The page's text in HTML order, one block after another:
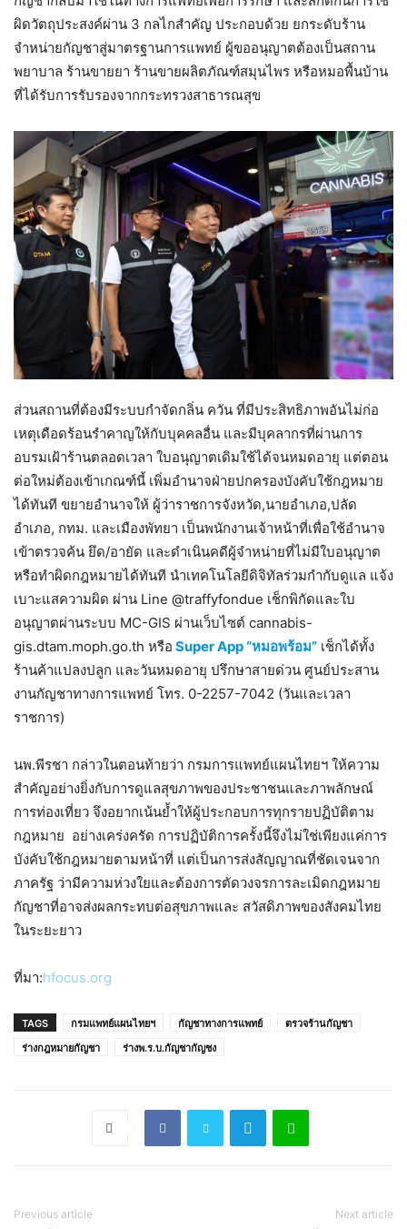
ผิดวัตถุประสงค์ผ่าน 3 กลไกสำคัญ ประกอบด้วย ยกระดับร้าน
จำหน่ายกัญชาสู่มาตรฐานการแพทย์ ผู้ขออนุญาตต้องเป็นสถาน
พยาบาล ร้านขายยา ร้านขายผลิตภัณฑ์สมุนไพร หรือหมอพื้นบ้าน
ที่ได้รับการรับรองจากกระทรวงสาธารณสุข
ส่วนสถานที่ต้องมีระบบกำจัดกลิ่น ควัน ที่มีประสิทธิภาพอันไม่ก่อ
เหตุเดือดร้อนรำคาญให้กับบุคคลอื่น และมีบุคลากรที่ผ่านการ
อบรมเฝ้าร้านตลอดเวลา ใบอนุญาตเดิมใช้ได้จนหมดอายุ แต่ตอน
ต่อใหม่ต้องเข้าเกณฑ์นี้ เพิ่มอำนาจฝ่ายปกครองบังคับใช้กฎหมาย
ได้ทันที ขยายอำนาจให้ ผู้ว่าราชการจังหวัด,นายอำเภอ,ปลัด
อำเภอ, กทม. และเมืองพัทยา เป็นพนักงานเจ้าหน้าที่เพื่อใช้อำนาจ
เข้าตรวจค้น ยึด/อายัด และดำเนินคดีผู้จำหน่ายที่ไม่มีใบอนุญาต
หรือทำผิดกฎหมายได้ทันที นำเทคโนโลยีดิจิทัลร่วมกำกับดูแล แจ้ง
เบาะแสความผิด ผ่าน Line @traffyfondue เช็กพิกัดและใบ
อนุญาตผ่านระบบ MC-GIS ผ่านเว็บไซต์ cannabis-
gis.dtam.moph.go.th หรือ Super App “หมอพร้อม” เช็กได้ทั้ง
ร้านค้าแปลงปลูก และวันหมดอายุ ปรึกษาสายด่วน ศูนย์ประสาน
งานกัญชาทางการแพทย์ โทร. 0-2257-7042 (วันและเวลา
ราชการ)
นพ.พีรชา กล่าวในตอนท้ายว่า กรมการแพทย์แผนไทยฯ ให้ความ
สำคัญอย่างยิ่งกับการดูแลสุขภาพของประชาชนและภาพลักษณ์
การท่องเที่ยว จึงอยากเน้นย้ำให้ผู้ประกอบการทุกรายปฏิบัติตาม
กฎหมาย อย่างเคร่งครัด การปฏิบัติการครั้งนี้จึงไม่ใช่เพียงแค่การ
บังคับใช้กฎหมายตามหน้าที่ แต่เป็นการส่งสัญญาณที่ชัดเจนจาก
ภาครัฐ ว่ามีความห่วงใยและต้องการตัดวงจรการละเมิดกฎหมาย
กัญชาที่อาจส่งผลกระทบต่อสุขภาพและ สวัสดิภาพของสังคมไทย
ในระยะยาว
ที่มา:hfocus.org
TAGS กรมแพทย์แผนไทยฯ กัญชาทางการแพทย์
ตรวจร้านกัญชา
ร่างกฎหมายกัญชา
ร่างพ.ร.บ.กัญชากัญชง
Previous article Next article